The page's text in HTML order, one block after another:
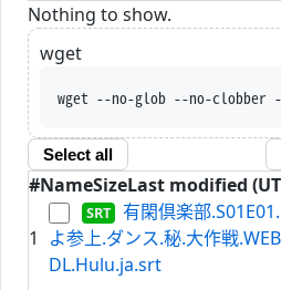
Nothing to show.
wget
wget --no-glob --no-clobber --
Select all
#NameSizeLast modified
1
有閑倶楽部
よ参上.ダンス.秘.大作戦
DL.Hulu.ja.srt